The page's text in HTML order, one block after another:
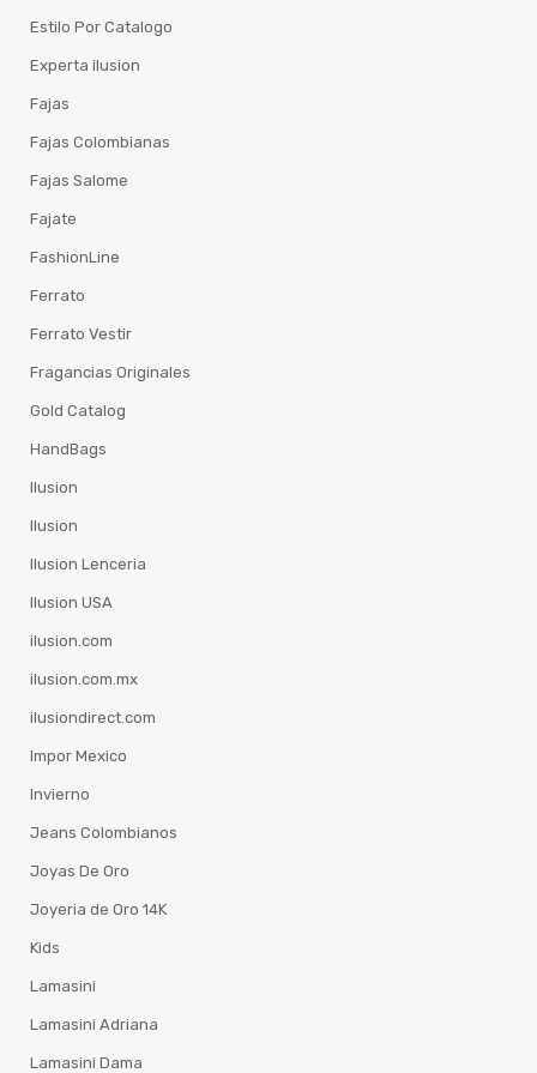
Estilo Por Catalogo
Experta ilusion
Fajas
Fajas Colombianas
Fajas Salome
Fajate
FashionLine
Ferrato
Ferrato Vestir
Fragancias Originales
Gold Catalog
HandBags
Ilusion
Ilusion
Ilusion Lenceria
Ilusion USA
ilusion.com
ilusion.com.mx
ilusiondirect.com
Impor Mexico
Invierno
Jeans Colombianos
Joyas De Oro
Joyeria de Oro 14K
Kids
Lamasini
Lamasini Adriana
Lamasini Dama